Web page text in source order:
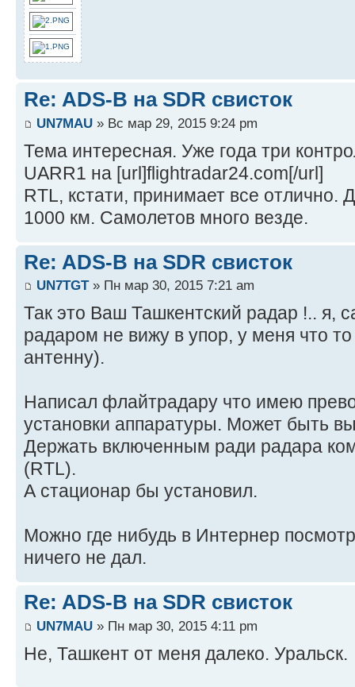
Re: ADS-B на SDR свисток
UN7MAU » Вс мар 29, 2015 9:24 pm
Тема интересная. Уже года три
UARR1 на [url]flightradar24.com[/url]
RTL, кстати, принимает все отлично.
1000 км. Самолетов много везде.
Re: ADS-B на SDR свисток
UN7TGT» Пн мар 30, 2015 7:21 am
Так это Ваш Ташкентский радар !.. я,
радаром не вижу в упор, у меня что
антенну).
Написал флайтрадару что имею
установки аппаратуры. Может быть
Держать включенным ради радара
(RTL).
А стационар бы установил.
Можно где нибудь в Интернер
ничего не дал.
Re: ADS-B на SDR свисток
UN7MAU » Пн мар 30, 2015 4:11 pm
Не, Ташкент от меня далеко. Уральск.